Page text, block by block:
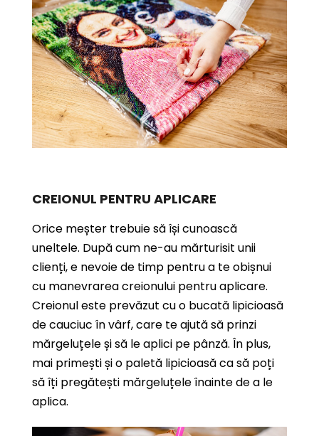
CREIONUL PENTRU APLICARE
Orice meșter trebuie să își cunoască
uneltele. După cum ne-au mărturisit unii
clienți, e nevoie de timp pentru a te obișnui
cu manevrarea creionului pentru aplicare.
Creionul este prevăzut cu o bucată lipicioasă
de cauciuc în vârf, care te ajută să prinzi
mărgeluțele și să le aplici pe pânză. În plus,
mai primești și o paletă lipicioasă ca să poți
să îți pregătești mărgeluțele înainte de a le
aplica.